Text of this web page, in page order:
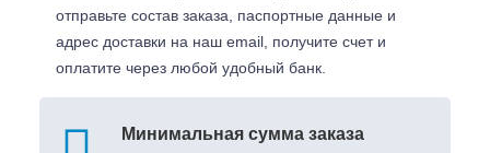
отправьте состав заказа, паспортные данные и
адрес доставки на наш email, получите счет и
оплатите через любой удобный банк.
Минимальная сумма заказа